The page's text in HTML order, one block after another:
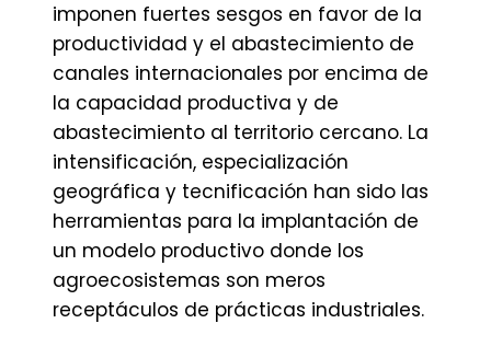
imponen fuertes sesgos en favor de la
productividad y el abastecimiento de
canales internacionales por encima de
la capacidad productiva y de
abastecimiento al territorio cercano. La
intensificación, especialización
geográfica y tecnificación han sido las
herramientas para la implantación de
un modelo productivo donde los
agroecosistemas son meros
receptáculos de prácticas industriales.